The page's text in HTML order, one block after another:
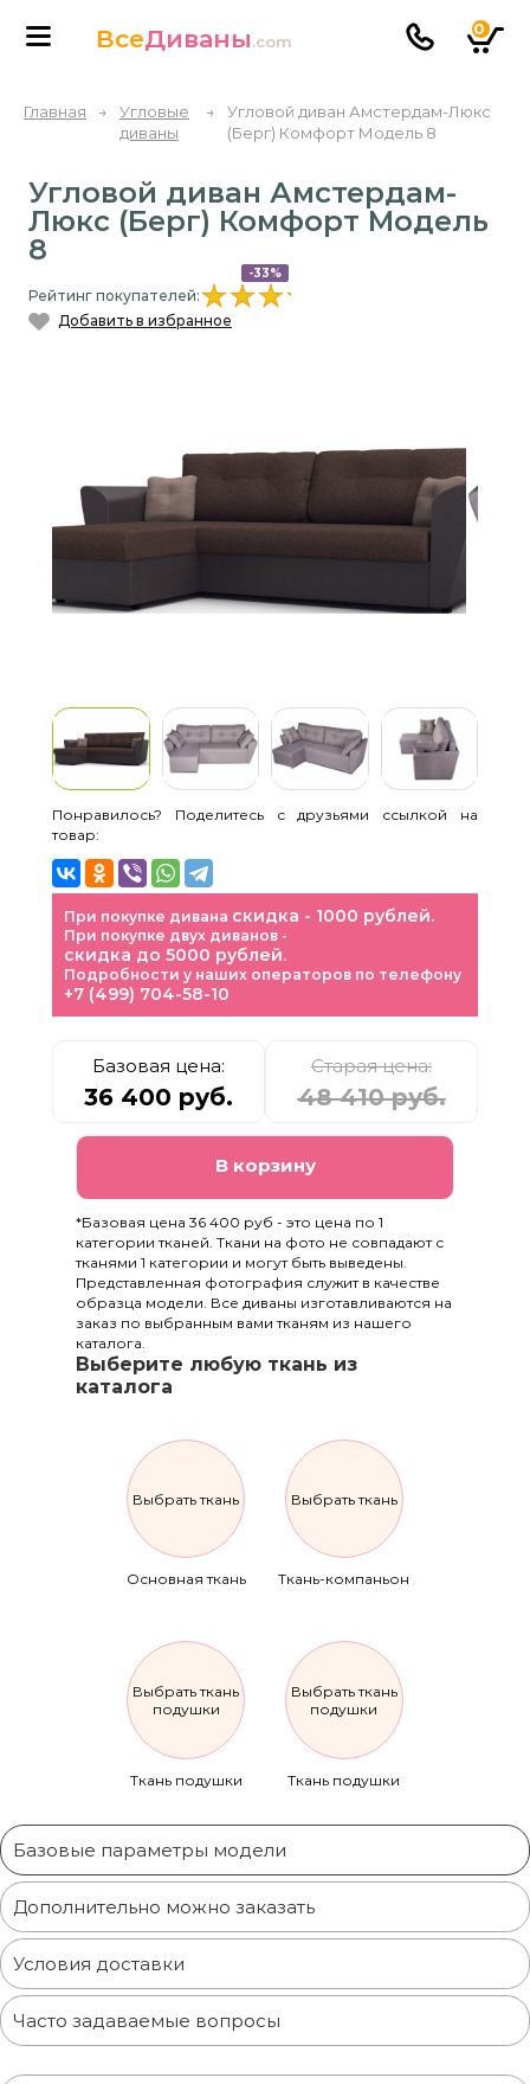
ВсеДиваны.com
0
Главная →
Угловые
диваны
→
Угловой диван Амстердам-Люкс
(Берг) Комфорт Модель 8
Угловой диван Амстердам-
Люкс (Берг) Комфорт Модель
8
-33%
Рейтинг покупателей:
Добавить в избранное
Понравилось? Поделитесь с друзьями ссылкой на
товар:
При покупке дивана скидка - 1000 рублей.
При покупке двух диванов -
скидка до 5000 рублей.
Подробности у наших операторов по телефону
+7 (499) 704-58-10
Базовая цена:
36 400 руб.
Старая цена:
48 410 руб.
В корзину
*Базовая цена 36 400 руб - это цена по 1
категории тканей. Ткани на фото не совпадают с
тканями 1 категории и могут быть выведены.
Представленная фотография служит в качестве
образца модели. Все диваны изготавливаются на
заказ по выбранным вами тканям из нашего
каталога.
Выберите любую ткань из
каталога
Выбрать ткань
Основная ткань
Выбрать ткань
Ткань-компаньон
Выбрать ткань
подушки
Ткань подушки
Выбрать ткань
подушки
Ткань подушки
Базовые параметры модели
Дополнительно можно заказать
Условия доставки
Часто задаваемые вопросы